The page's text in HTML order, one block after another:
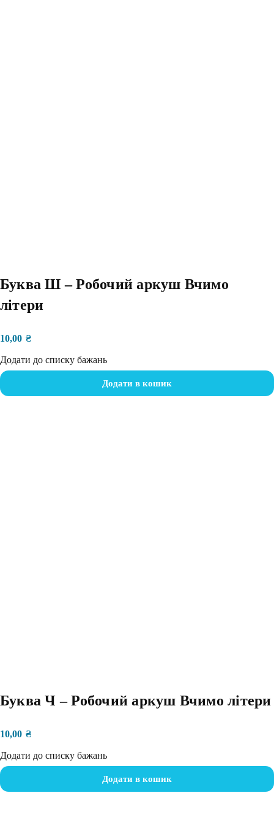
Буква Ш – Робочий аркуш Вчимо
літери
10,00 ₴
Додати до списку бажань
Додати в кошик
Буква Ч – Робочий аркуш Вчимо літери
10,00 ₴
Додати до списку бажань
Додати в кошик